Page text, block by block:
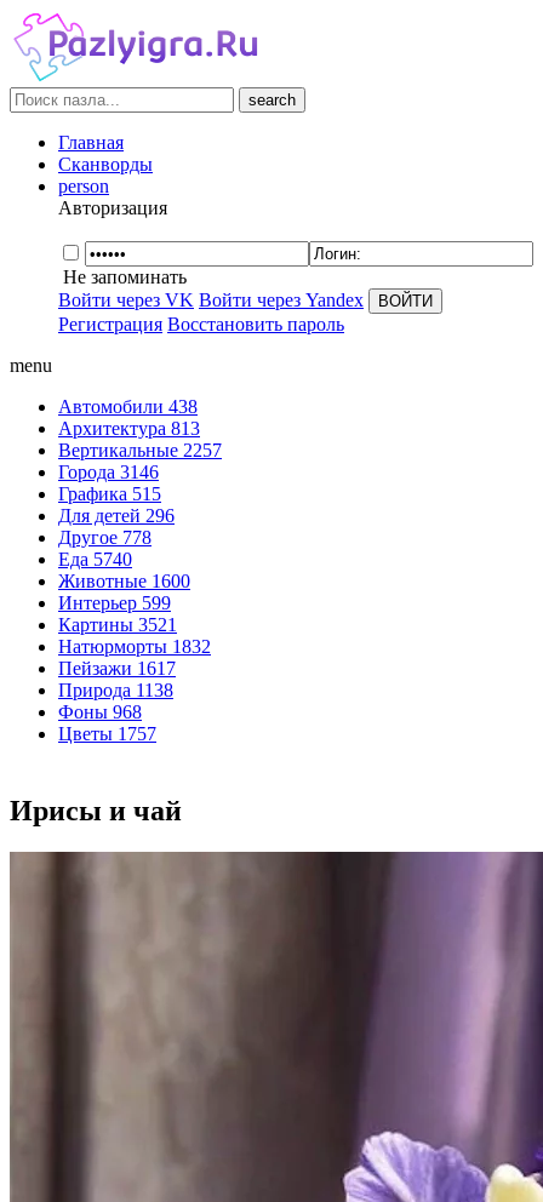
search
Главная
Сканворды
person
Авторизация
Не запоминать
Войти через VK Войти через Yandex
Регистрация Восстановить пароль
menu
Автомобили 438
Архитектура 813
Вертикальные 2257
Города 3146
Графика 515
Для детей 296
Другое 778
Еда 5740
Животные 1600
Интерьер 599
Картины 3521
Натюрморты 1832
Пейзажи 1617
Природа 1138
Фоны 968
Цветы 1757
Ирисы и чай